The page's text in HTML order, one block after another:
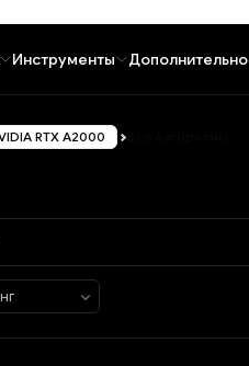
Инструменты Дополнительно
RTX A2000